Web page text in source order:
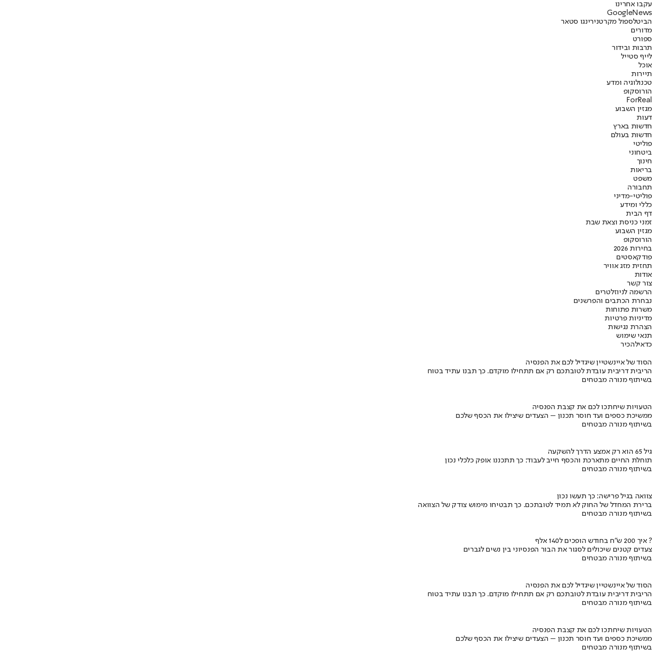
עקבו אחרינו
Googl eNews
הביטלספול מקרטנירינגו סטאר
מדורים
ספורט
תרבות ובידור
לייף סטייל
אוכל
תיירות
טכנולוגיה ומדע
הורוסקופ
ForReal
מגזין השבוע
דעות
חדשות בארץ
חדשות בעולם
פוליטי
ביטחוני
חינוך
בריאות
משפט
תחבורה
פוליטי-מדיני
כללי ומידע
דף הבית
זמני כניסת וצאת שבת
מגזין השבוע
הורוסקופ
בחירות 2026
פודקאסטים
תחזית מזג אוויר
אודות
צור קשר
הרשמה לניוזלטרים
נבחרת הכתבים והפרשנים
משרות פתוחות
מדיניות פרטיות
הצהרת נגישות
תנאי שימוש
כדאילהכיר
הסוד של איינשטיין שיגדיל לכם את הפנסיה
הריבית דריבית עובדת לטובתכם רק אם תתחילו מוקדם. כך תבנו עתיד בטוח
בשיתוף מנורה מבטחים
הטעויות שיחתכו לכם את קצבת הפנסיה
ממשיכת כספים ועד חוסר תכנון – הצעדים שיצילו את הכסף שלכם
בשיתוף מנורה מבטחים
גיל 65 הוא רק אמצע הדרך להשקעה
תוחלת החיים מתארכת והכסף חייב לעבוד: כך תתכננו אופק כלכלי נכון
בשיתוף מנורה מבטחים
צוואה בגיל פרישה: כך תעשו נכון
ברירת המחדל של החוק לא תמיד לטובתכם. כך תבטיחו מימוש צודק של הצוואה
בשיתוף מנורה מבטחים
איך 200 ש"ח בחודש הופכים ל140 אלף ?
צעדים קטנים שיכולים לסגור את הבור הפנסיוני בין נשים לגברים
בשיתוף מנורה מבטחים
הסוד של איינשטיין שיגדיל לכם את הפנסיה
הריבית דריבית עובדת לטובתכם רק אם תתחילו מוקדם. כך תבנו עתיד בטוח
בשיתוף מנורה מבטחים
הטעויות שיחתכו לכם את קצבת הפנסיה
ממשיכת כספים ועד חוסר תכנון – הצעדים שיצילו את הכסף שלכם
בשיתוף מנורה מבטחים